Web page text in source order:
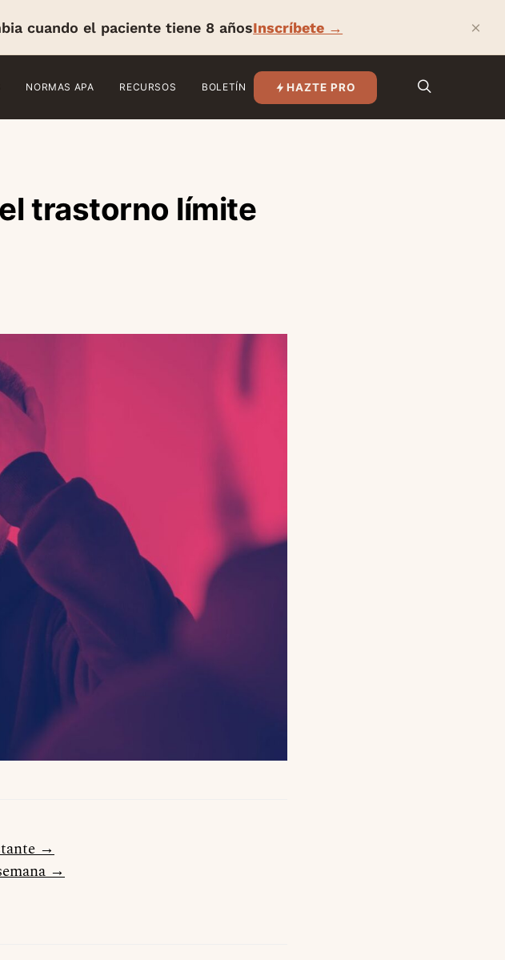
cuando el paciente tiene 8 añosInscríbete → ×
NORMAS APA RECURSOS BOLETÍN HAZTE PRO
trastorno límite
→
→